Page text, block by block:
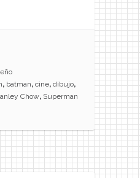
, batman, cine, dibujo,
Chow, Superman